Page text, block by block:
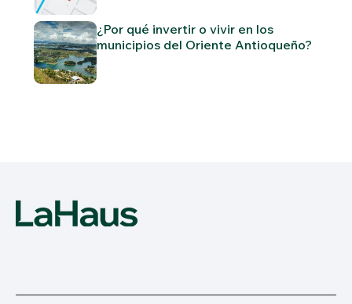
¿Por qué invertir o vivir en los
municipios del Oriente Antioqueño?